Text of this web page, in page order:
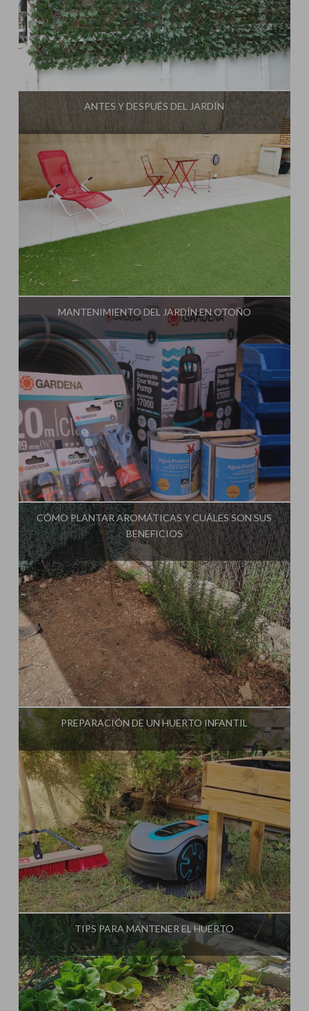
Influencer:
ANTES Y DESPUÉS DEL JARDÍN
Influencer:
MANTENIMIENTO DEL JARDÍN EN OTOÑO
Influencer:
CÓMO PLANTAR AROMÁTICAS Y CUÁLES SON SUS
BENEFICIOS
Influencer:
PREPARACIÓN DE UN HUERTO INFANTIL
Influencer:
TIPS PARA MANTENER EL HUERTO